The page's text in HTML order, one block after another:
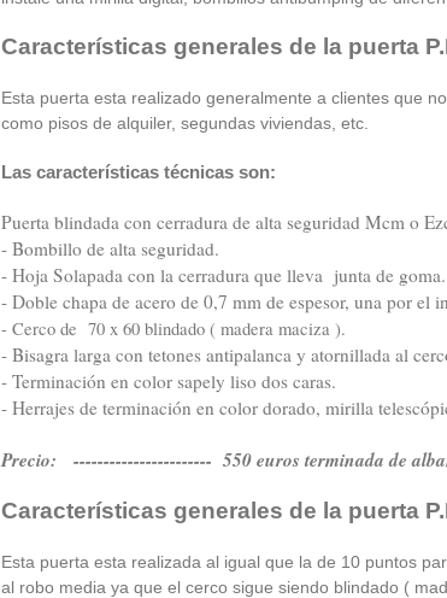
Características generales de la puerta
Esta puerta esta realizado generalmente a clientes que
como pisos de alquiler, segundas viviendas, etc.
Las características técnicas son:
Puerta blindada con cerradura de alta seguridad Mcm o
- Bombillo de alta seguridad.
- Hoja Solapada con la cerradura que lleva junta de goma.
- Doble chapa de acero de 0,7 mm de espesor, una por el
- Cerco de 70 x 60 blindado ( madera maciza ).
- Bisagra larga con tetones antipalanca y atornillada al
- Terminación en color sapely liso dos caras.
- Herrajes de terminación en color dorado, mirilla
Precio: ----------------------- 550 euros terminada de
Características generales de la puerta
Esta puerta esta realizada al igual que la de 10 puntos
al robo media ya que el cerco sigue siendo blindado (